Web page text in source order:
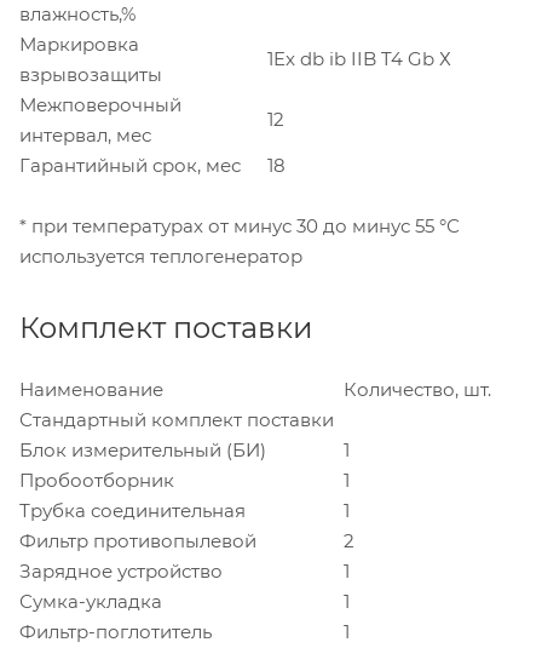
влажность,%
Маркировка
взрывозащиты
1Ex db ib IIB T4 Gb Х
Межповерочный
интервал, мес
12
Гарантийный срок, мес
18
* при температурах от минус 30 до минус 55 °С
используется теплогенератор
Комплект поставки
Наименование
Количество, шт.
Стандартный комплект поставки
Блок измерительный (БИ)
1
Пробоотборник
1
Трубка соединительная
1
Фильтр противопылевой
2
Зарядное устройство
1
Сумка-укладка
1
Фильтр-поглотитель
1